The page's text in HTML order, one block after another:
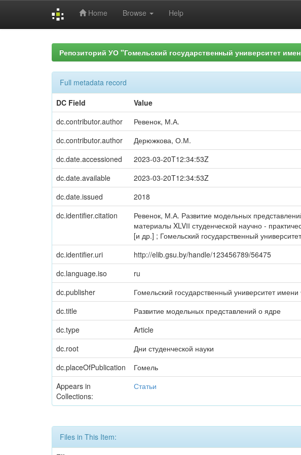
Home Browse Help
Репозиторий УО "Гомельский государственный университет
Full metadata record
DC Field
Value
dc.contributor.author
Ревенок, М.А.
dc.contributor.author
Дерюжкова, О.М.
dc.date.accessioned
2023-03-20T12:34:53Z
dc.date.available
2023-03-20T12:34:53Z
dc.date.issued
2018
dc.identifier.citation
Ревенок, М.А. Развитие модельных
материалы XLVІІ студенческой научно -
[и др.] ; Гомельский государственный
dc.identifier.uri http://elib.gsu.by/handle/123456789/56475
dc.language.iso
ru
dc.publisher
Гомельский государственный университет
dc.title
Развитие модельных представлений о ядре
dc.type
Article
dc.root
Дни студенческой науки
dc.placeOfPublication
Гомель
Appears in
Collections:
Статьи
Files in This Item: